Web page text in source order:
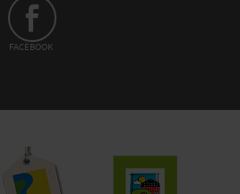
FACEBOOK